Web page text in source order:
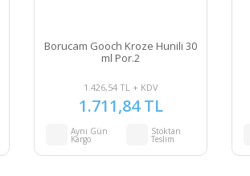
Borucam Gooch Kroze Hunili 30
ml Por.2
1.426,54 TL + KDV
1.711,84 TL
Aynı Gün
Kargo
Stoktan
Teslim